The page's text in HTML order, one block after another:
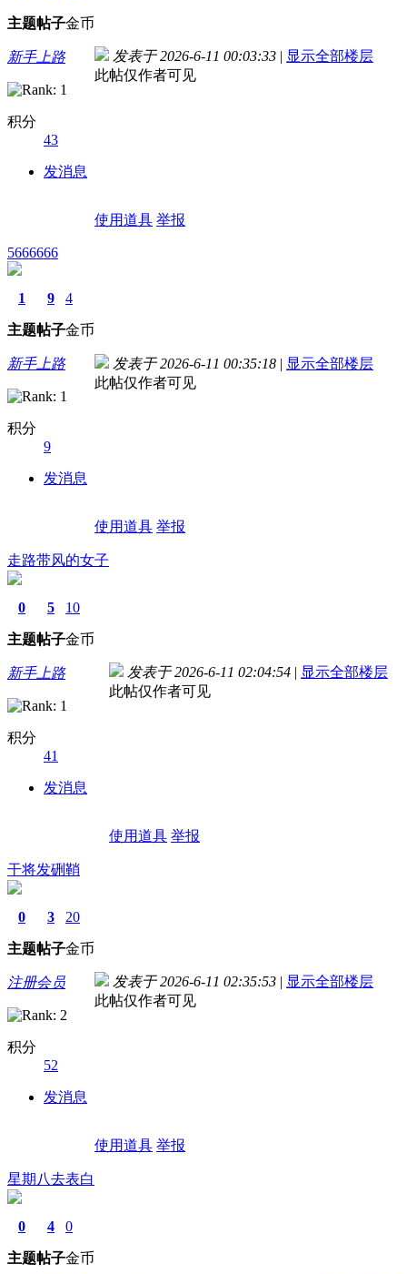
主题帖子金币
新手上路
积分
43
发消息
发表于 2026-6-11 00:03:33 | 显示全部楼层
此帖仅作者可见
使用道具 举报
5666666
1
主题
9
帖子
4
金币
新手上路
积分
9
发消息
发表于 2026-6-11 00:35:18 | 显示全部楼层
此帖仅作者可见
使用道具 举报
走路带风的女子
0
主题
5
帖子
10
金币
新手上路
积分
41
发消息
发表于 2026-6-11 02:04:54 | 显示全部楼层
此帖仅作者可见
使用道具 举报
干将发硎鞘
0
主题
3
帖子
20
金币
注册会员
积分
52
发消息
发表于 2026-6-11 02:35:53 | 显示全部楼层
此帖仅作者可见
使用道具 举报
星期八去表白
0
主题
4
帖子
0
金币